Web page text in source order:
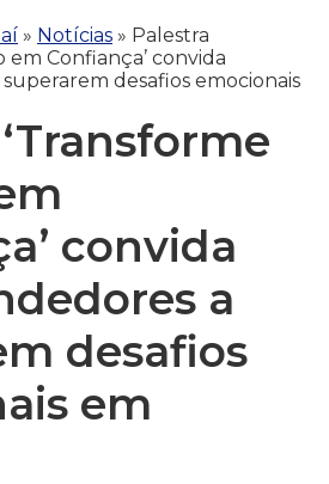
» Notícias » Palestra
em Confiança’ convida
desafios emocionais
convida
a
desafios
em